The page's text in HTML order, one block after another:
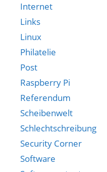
Internet
Links
Linux
Philatelie
Post
Raspberry Pi
Referendum
Scheibenwelt
Schlechtschreibung
Security Corner
Software